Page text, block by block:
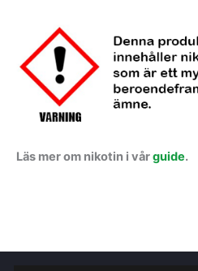
Läs mer om nikotin i vårguide.